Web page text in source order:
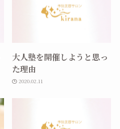
大人塾を開催しようと思っ
た理由
2020.02.11